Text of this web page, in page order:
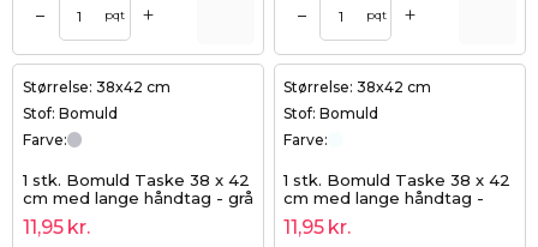
– pqt + – pqt +
Størrelse: 38x42 cm
Stof: Bomuld
Farve:
1 stk. Bomuld Taske 38 x 42
cm med lange håndtag - grå
11,95 kr.
Størrelse: 38x42 cm
Stof: Bomuld
Farve:
1 stk. Bomuld Taske 38 x 42
cm med lange håndtag -
hvid
11,95 kr.